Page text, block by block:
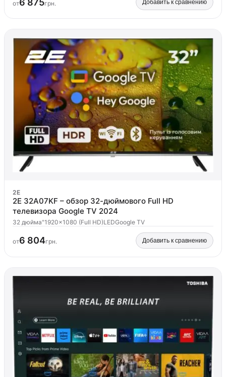
от грн. Добавить к сравнению
2E
2E 32A07KF – обзор 32-дюймового Full HD
телевизора Google TV 2024
32 дюйма"1920x1080 (Full HD)LEDGoogle TV
от6 804грн. Добавить к сравнению